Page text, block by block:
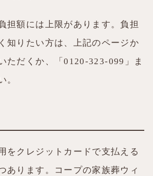
担額には上限があります。負担
知りたい方は、上記のページか
ただくか、「0120-323-099」ま
。
をクレジットカードで支払える
あります。コープの家族葬ウィ